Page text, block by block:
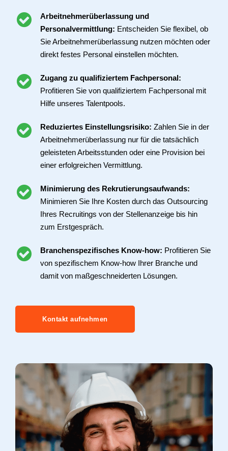
Arbeitnehmerüberlassung und
Personalvermittlung: Entscheiden Sie flexibel, ob
Sie Arbeitnehmerüberlassung nutzen möchten oder
direkt festes Personal einstellen möchten.
Zugang zu qualifiziertem Fachpersonal:
Profitieren Sie von qualifiziertem Fachpersonal mit
Hilfe unseres Talentpools.
Reduziertes Einstellungsrisiko: Zahlen Sie in der
Arbeitnehmerüberlassung nur für die tatsächlich
geleisteten Arbeitsstunden oder eine Provision bei
einer erfolgreichen Vermittlung.
Minimierung des Rekrutierungsaufwands:
Minimieren Sie Ihre Kosten durch das Outsourcing
Ihres Recruitings von der Stellenanzeige bis hin
zum Erstgespräch.
Branchenspezifisches Know-how: Profitieren Sie
von spezifischem Know-how Ihrer Branche und
damit von maßgeschneiderten Lösungen.
Kontakt aufnehmen